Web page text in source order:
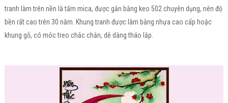
tranh làm trên nền là tấm mica, được gắn bằng keo 502 chuyên dụng, nên độ
bền rất cao trên 30 năm. Khung tranh được làm bằng nhựa cao cấp hoặc
khung gỗ, có móc treo chắc chắn, dễ dàng tháo lắp.